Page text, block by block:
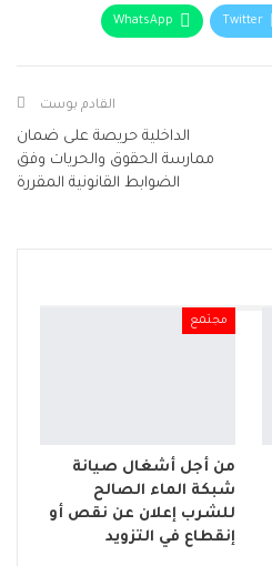
Twitter
WhatsApp
القادم بوست
الداخلية حريصة على ضمان
ممارسة الحقوق والحريات وفق
الضوابط القانونية المقررة
مجتمع
من أجل أشغال صيانة
شبكة الماء الصالح
للشرب إعلان عن نقص أو
إنقطاع في التزويد